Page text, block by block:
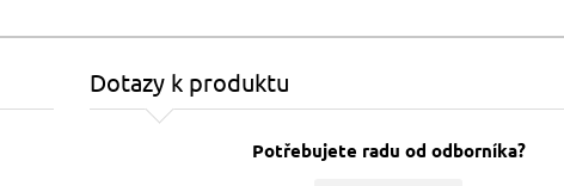
Dotazy k produktu
Potřebujete radu od odborníka?